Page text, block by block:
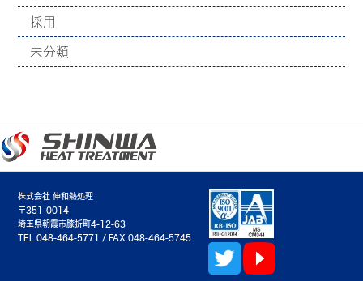
採用
未分類
株式会社 伸和熱処理
〒351-0014
埼玉県朝霞市膝折町4-12-63
TEL 048-464-5771 / FAX 048-464-5745